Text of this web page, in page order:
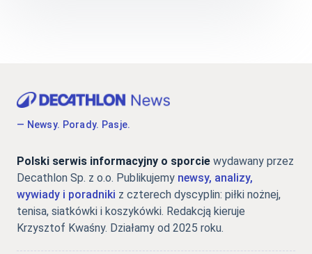
— Newsy. Porady. Pasje.
Polski serwis informacyjny o sporcie wydawany przez
Decathlon Sp. z o.o. Publikujemy newsy, analizy,
wywiady i poradniki z czterech dyscyplin: piłki nożnej,
tenisa, siatkówki i koszykówki. Redakcją kieruje
Krzysztof Kwaśny. Działamy od 2025 roku.